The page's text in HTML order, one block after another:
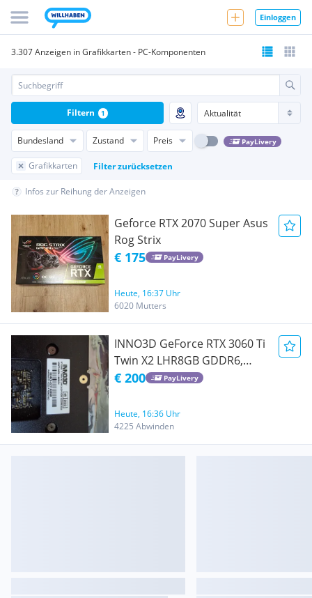
Einloggen
3.307 Anzeigen in Grafikkarten - PC-Komponenten
Bundesland Zustand Preis PayLivery
Grafikkarten Filter zurücksetzen
Filtern 1
Infos zur Reihung der Anzeigen
Geforce RTX 2070 Super Asus
Rog Strix
€ 175 PayLivery
Heute, 16:37 Uhr
6020 Mutters
INNO3D GeForce RTX 3060 Ti
Twin X2 LHR8GB GDDR6,
HDMI, 3x DP
€ 200 PayLivery
Heute, 16:36 Uhr
4225 Abwinden